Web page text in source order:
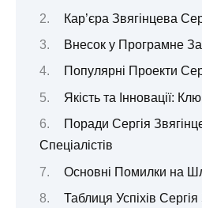
Кар’єра Звягінцева
Внесок у Програмне
Популярні Проекти
Якість та Інновації:
Поради Сергія
Спеціалістів
Основні Помилки на
Таблиця Успіхів